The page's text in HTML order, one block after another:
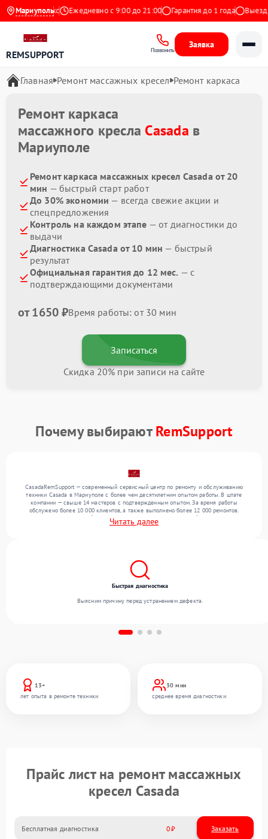
Мариуполь
4.9 на Яндекс Ежедневно с 9:00 до 21:00 Гарантия до 1 года Выезд
REMSUPPORT Позвонить
Заявка
Главная Ремонт массажных кресел Ремонт каркаса
Ремонт каркаса
массажного кресла Casada в
Мариуполе
Ремонт каркаса массажных кресел Casada от 20
мин — быстрый старт работ
До 30% экономии — всегда свежие акции и
спецпредложения
Контроль на каждом этапе — от диагностики до
выдачи
Диагностика Casada от 10 мин — быстрый
результат
Официальная гарантия до 12 мес. — с
подтверждающими документами
от 1650 ₽Время работы: от 30 мин
Записаться
Скидка 20% при записи на сайте
Почему выбираютRemSupport
CasadaRemSupport — современный сервисный центр по ремонту и обслуживанию
техники Casada в Мариуполе с более чем десятилетним опытом работы. В штате
компании — свыше 14 мастеров с подтвержденным опытом. За время работы
обслужено более 10 000 клиентов, а также выполнено более 12 000 ремонтов.
Ежемесячно в сервисный центр поступает более 300 обращений, включая , , . Мы
устраняем поломки любой сложности и предлагаем стабильный уровень сервиса
Читать далее
13+
лет опыта в ремонте техники
30 мин
среднее время диагностики
Быстрая диагностика
Выясним причину перед устранением дефекта.
Прайс лист на ремонт массажных
кресел Casada
Бесплатная диагностика 0 Заказать